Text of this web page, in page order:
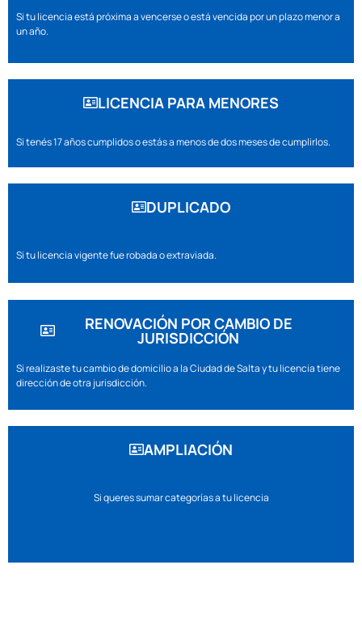
Si tu licencia está próxima a vencerse o está vencida por un plazo menor a
un año.
LICENCIA PARA MENORES
Si tenés 17 años cumplidos o estás a menos de dos meses de cumplirlos.
DUPLICADO
Si tu licencia vigente fue robada o extraviada.
RENOVACIÓN POR CAMBIO DE
JURISDICCIÓN
Si realizaste tu cambio de domicilio a la Ciudad de Salta y tu licencia tiene
dirección de otra jurisdicción.
AMPLIACIÓN
Si queres sumar categorías a tu licencia